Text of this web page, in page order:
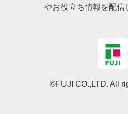
やお役立ち情報を配信
©FUJI CO.,LTD. All